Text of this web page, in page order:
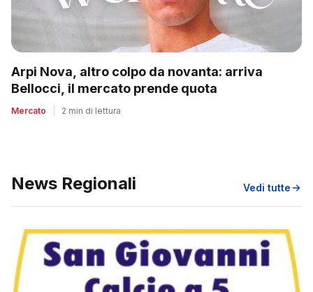
Arpi Nova, altro colpo da novanta: arriva
Bellocci, il mercato prende quota
Mercato 2 min di lettura
News Regionali Vedi tutte